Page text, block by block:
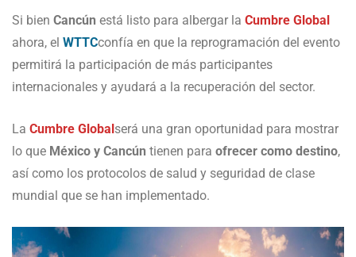
Si bien Cancún está listo para albergar la Cumbre Global
ahora, el WTTCconfía en que la reprogramación del evento
permitirá la participación de más participantes
internacionales y ayudará a la recuperación del sector.
La Cumbre Global será una gran oportunidad para mostrar
lo que México y Cancún tienen para ofrecer como destino,
así como los protocolos de salud y seguridad de clase
mundial que se han implementado.